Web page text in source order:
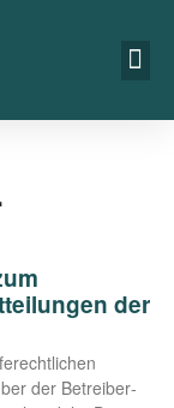
der
der Betrei­ber­